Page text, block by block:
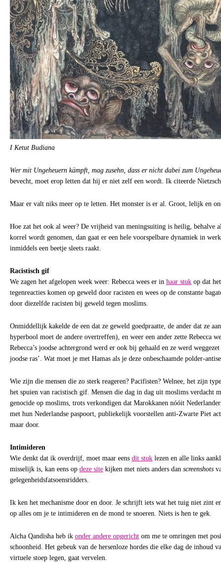
I Ketut Budiana
Wer mit Ungeheuern kämpft, mag zusehn, dass er nicht dabei zum
bevecht, moet erop letten dat hij er niet zelf een wordt. Ik citeerde
Maar er valt niks meer op te letten. Het monster is er al. Groot, lelijk en
Hoe zat het ook al weer? De vrijheid van meningsuiting is heilig, behalve
korrel wordt genomen, dan gaat er een hele voorspelbare dynamiek in
inmiddels een beetje sleets raakt.
Racistisch gif
We zagen het afgelopen week weer: Rebecca wees er in haar stuk op dat
tegenreacties komen op geweld door racisten en wees op de constante
door diezelfde racisten bij geweld tegen moslims.
Onmiddellijk kakelde de een dat ze geweld goedpraatte, de ander dat ze
hyperbool moet de andere overtreffen), en weer een ander zette Rebecca
Rebecca’s joodse achtergrond werd er ook bij gehaald en ze werd
joodse ras’. Wat moet je met Hamas als je deze onbeschaamde polder-
Wie zijn die mensen die zo sterk reageren? Pacifisten? Welnee, het zijn
het spuien van racistisch gif. Mensen die dag in dag uit moslims verdacht
genocide op moslims, trots verkondigen dat Marokkanen nóóit
met hun Nederlandse paspoort, publiekelijk voorstellen anti-Zwarte Piet
maar door.
Intimideren
Wie denkt dat ik overdrijf, moet maar eens dit stuk lezen en alle links
misselijk is, kan eens op deze site kijken met niets anders dan screenshots
gelegenheidsfatsoensridders.
Ik ken het mechanisme door en door. Je schrijft iets wat het tuig niet zint
op alles om je te intimideren en de mond te snoeren. Niets is hen te gek.
Aicha Qandisha heb ik onder andere opgericht om me te omringen met
schoonheid. Het gebeuk van de hersenloze hordes die elke dag de inhoud
virtuele stoep legen, gaat vervelen.